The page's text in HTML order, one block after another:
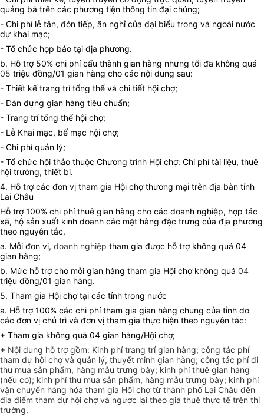
quảng bá trên các phương tiện thông tin đại chúng;
- Chi phí lễ tân, đón tiếp, ăn nghỉ của đại biểu trong và ngoài nước
dự khai mạc;
- Tổ chức họp báo tại địa phương.
b. Hỗ trợ 50% chi phí cấu thành gian hàng nhưng tối đa không quá
05 triệu đồng/01 gian hàng cho các nội dung sau:
- Thiết kế trang trí tổng thể và chi tiết hội chợ;
- Dàn dựng gian hàng tiêu chuẩn;
- Trang trí tổng thể hội chợ;
- Lễ Khai mạc, bế mạc hội chợ;
- Chi phí quản lý;
- Tổ chức hội thảo thuộc Chương trình Hội chợ: Chi phí tài liệu, thuê
hội trường, thiết bị.
4. Hỗ trợ các đơn vị tham gia Hội chợ thương mại trên địa bàn tỉnh
Lai Châu
Hỗ trợ 100% chi phí thuê gian hàng cho các doanh nghiệp, hợp tác
xã, hộ sản xuất kinh doanh các mặt hàng đặc trưng của địa phương
theo nguyên tắc.
a. Mỗi đơn vị, doanh nghiệp tham gia được hỗ trợ không quá 04
gian hàng;
b. Mức hỗ trợ cho mỗi gian hàng tham gia Hội chợ không quá 04
triệu đồng/01 gian hàng.
5. Tham gia Hội chợ tại các tỉnh trong nước
a. Hỗ trợ 100% các chi phí tham gia gian hàng chung của tỉnh do
các đơn vị chủ trì và đơn vị tham gia thực hiện theo nguyên tắc:
+ Tham gia không quá 04 gian hàng/Hội chợ;
+ Nội dung hỗ trợ gồm: Kinh phí trang trí gian hàng; công tác phí
tham dự hội chợ và quản lý, thuyết minh gian hàng; công tác phí đi
thu mua sản phẩm, hàng mẫu trưng bày; kinh phí thuê gian hàng
(nếu có); kinh phí thu mua sản phẩm, hàng mẫu trưng bày; kinh phí
vận chuyển hàng hóa tham gia Hội chợ từ thành phố Lai Châu đến
địa điểm tham dự hội chợ và ngược lại theo giá thuê thực tế trên thị
trường.